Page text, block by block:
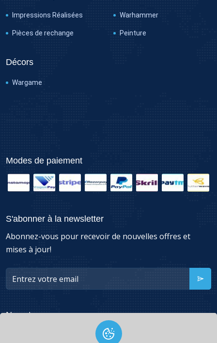
Impressions Réalisées
Pièces de rechange
Warhammer
Peinture
Décors
Wargame
Modes de paiement
S'abonner à la newsletter
Abonnez-vous pour recevoir de nouvelles offres et
mises à jour!
Nous trouver